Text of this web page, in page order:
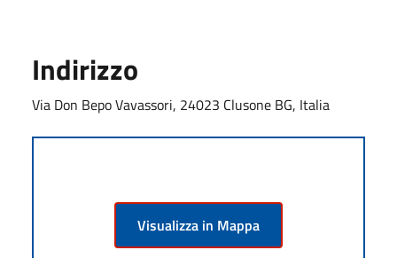
Indirizzo
Via Don Bepo Vavassori, 24023 Clusone BG, Italia
Visualizza in Mappa